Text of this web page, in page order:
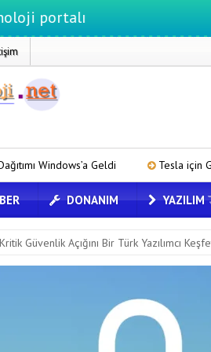
Tesla için Grok Türkiye’de!
DONANIM YAZILIM
Güvenlik Açığını Bir Türk Yazılımcı